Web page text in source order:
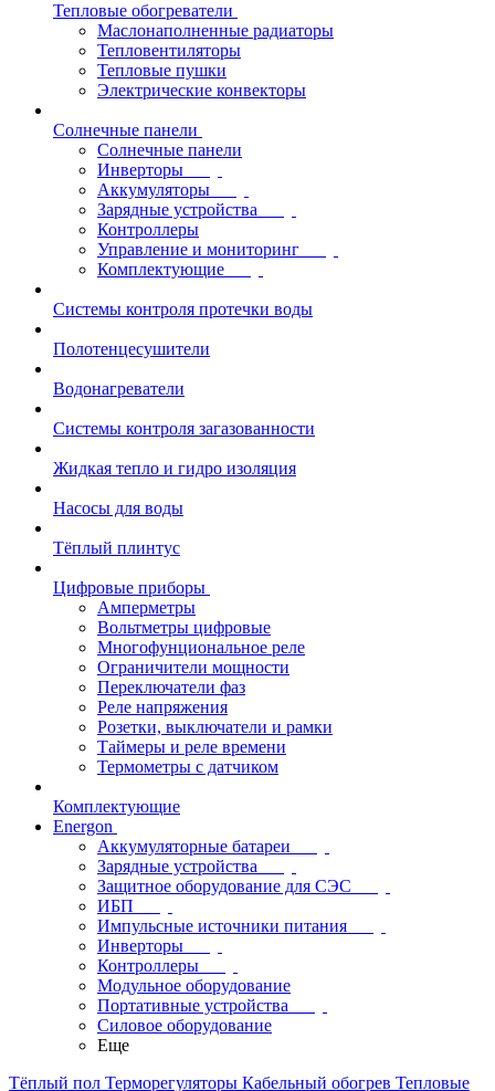
Тепловые обогреватели
Маслонаполненные радиаторы
Тепловентиляторы
Тепловые пушки
Электрические конвекторы
Солнечные панели
Солнечные панели
Инверторы
Аккумуляторы
Зарядные устройства
Контроллеры
Управление и мониторинг
Комплектующие
Системы контроля протечки воды
Полотенцесушители
Водонагреватели
Системы контроля загазованности
Жидкая тепло и гидро изоляция
Насосы для воды
Тёплый плинтус
Цифровые приборы
Амперметры
Вольтметры цифровые
Многофунциональное реле
Ограничители мощности
Переключатели фаз
Реле напряжения
Розетки, выключатели и рамки
Таймеры и реле времени
Термометры c датчиком
Комплектующие
Energon
Аккумуляторные батареи
Зарядные устройства
Защитное оборудование для СЭС
ИБП
Импульсные источники питания
Инверторы
Контроллеры
Модульное оборудование
Портативные устройства
Силовое оборудование
Еще
Тёплый пол Терморегуляторы Кабельный обогрев Тепловые